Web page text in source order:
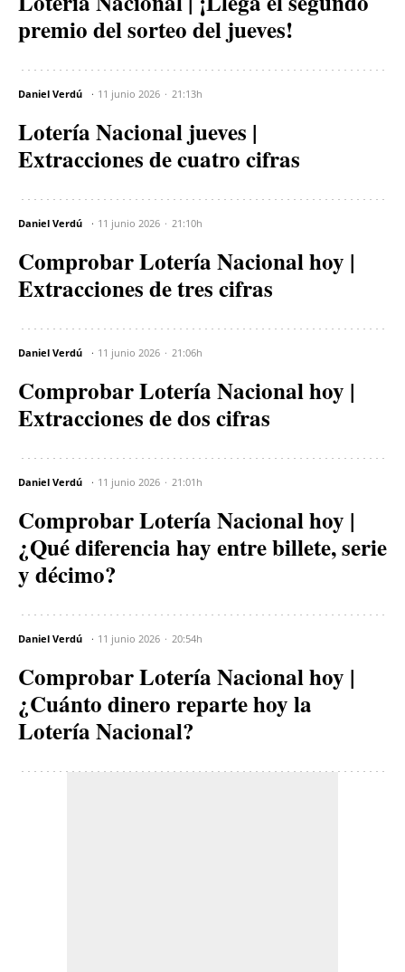
premio del sorteo del jueves!
Daniel Verdú 11 junio 2026 21:13h
Lotería Nacional jueves |
Extracciones de cuatro cifras
Daniel Verdú 11 junio 2026 21:10h
Comprobar Lotería Nacional hoy |
Extracciones de tres cifras
Daniel Verdú 11 junio 2026 21:06h
Comprobar Lotería Nacional hoy |
Extracciones de dos cifras
Daniel Verdú 11 junio 2026 21:01h
Comprobar Lotería Nacional hoy |
¿Qué diferencia hay entre billete, serie
y décimo?
Daniel Verdú 11 junio 2026 20:54h
Comprobar Lotería Nacional hoy |
¿Cuánto dinero reparte hoy la
Lotería Nacional?